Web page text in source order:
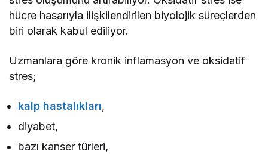
hücre hasarıyla ilişkilendirilen biyolojik süreçlerden
biri olarak kabul ediliyor.
Uzmanlara göre kronik inflamasyon ve oksidatif
stres;
kalp hastalıkları,
diyabet,
bazı kanser türleri,